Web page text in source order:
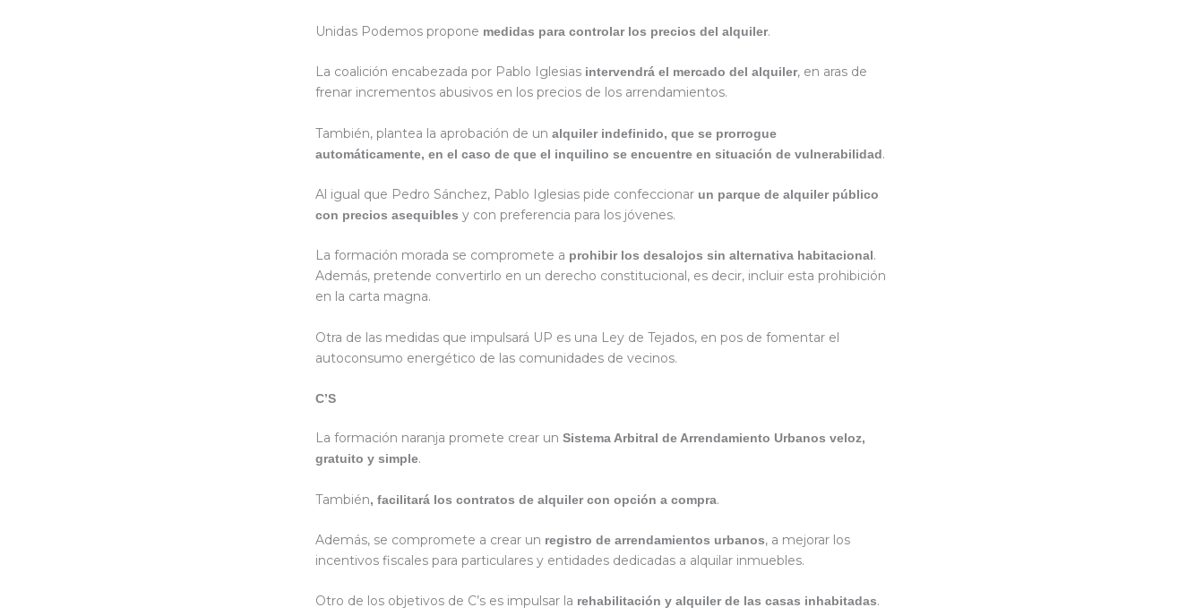
Unidas Podemos propone medidas para controlar los precios del alquiler.
La coalición encabezada por Pablo Iglesias intervendrá el mercado del alquiler, en aras de
frenar incrementos abusivos en los precios de los arrendamientos.
También, plantea la aprobación de un alquiler indefinido, que se prorrogue
automáticamente, en el caso de que el inquilino se encuentre en situación de vulnerabilidad.
Al igual que Pedro Sánchez, Pablo Iglesias pide confeccionar un parque de alquiler público
con precios asequibles y con preferencia para los jóvenes.
La formación morada se compromete a prohibir los desalojos sin alternativa habitacional.
Además, pretende convertirlo en un derecho constitucional, es decir, incluir esta prohibición
en la carta magna.
Otra de las medidas que impulsará UP es una Ley de Tejados, en pos de fomentar el
autoconsumo energético de las comunidades de vecinos.
C’S
La formación naranja promete crear un Sistema Arbitral de Arrendamiento Urbanos veloz,
gratuito y simple.
También, facilitará los contratos de alquiler con opción a compra.
Además, se compromete a crear un registro de arrendamientos urbanos, a mejorar los
incentivos fiscales para particulares y entidades dedicadas a alquilar inmuebles.
Otro de los objetivos de C’s es impulsar la rehabilitación y alquiler de las casas inhabitadas.